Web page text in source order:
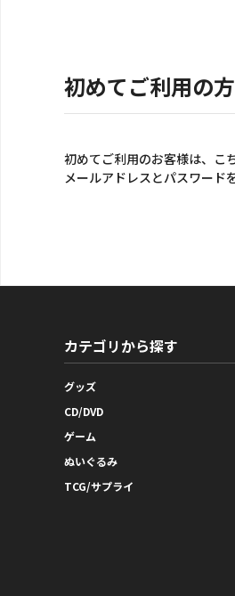
初めてご利用の
初めてご利用のお客様は、こ
メールアドレスとパスワード
カテゴリから探す
グッズ
CD/DVD
ゲーム
ぬいぐるみ
TCG/サプライ